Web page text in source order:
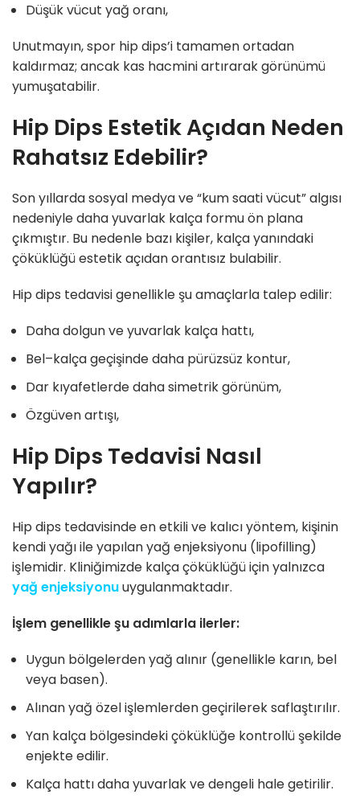
Düşük vücut yağ oranı,
Unutmayın, spor hip dips’i tamamen ortadan
kaldırmaz; ancak kas hacmini artırarak görünümü
yumuşatabilir.
Hip Dips Estetik Açıdan Neden
Rahatsız Edebilir?
Son yıllarda sosyal medya ve “kum saati vücut” algısı
nedeniyle daha yuvarlak kalça formu ön plana
çıkmıştır. Bu nedenle bazı kişiler, kalça yanındaki
çöküklüğü estetik açıdan orantısız bulabilir.
Hip dips tedavisi genellikle şu amaçlarla talep edilir:
Daha dolgun ve yuvarlak kalça hattı,
Bel–kalça geçişinde daha pürüzsüz kontur,
Dar kıyafetlerde daha simetrik görünüm,
Özgüven artışı,
Hip Dips Tedavisi Nasıl
Yapılır?
Hip dips tedavisinde en etkili ve kalıcı yöntem, kişinin
kendi yağı ile yapılan yağ enjeksiyonu (lipofilling)
işlemidir. Kliniğimizde kalça çöküklüğü için yalnızca
yağ enjeksiyonuuygulanmaktadır.
İşlem genellikle şu adımlarla ilerler:
Uygun bölgelerden yağ alınır (genellikle karın, bel
veya basen).
Alınan yağ özel işlemlerden geçirilerek saflaştırılır.
Yan kalça bölgesindeki çöküklüğe kontrollü şekilde
enjekte edilir.
Kalça hattı daha yuvarlak ve dengeli hale getirilir.